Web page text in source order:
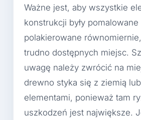
Ważne jest, aby wszystkie
konstrukcji były pomalowane
polakierowane
trudno dostępnych miejsc.
uwagę należy zwrócić na
drewno styka się z ziemią
elementami, ponieważ tam
uszkodzeń jest największe.